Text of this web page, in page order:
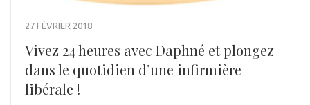
27 FÉVRIER 2018
Vivez 24 heures avec Daphné et plongez
dans le quotidien d’une infirmière
libérale !